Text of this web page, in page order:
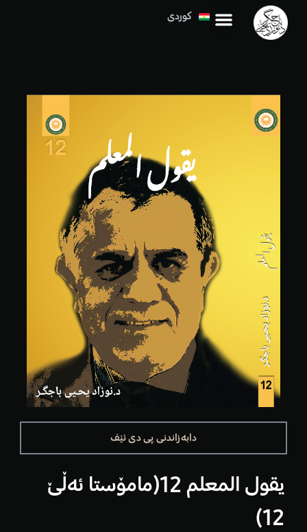
کوردیالعربية
دابەزاندنی پی دی ئێف
یقول المعلم 12(مامۆستا ئەڵێ
12)